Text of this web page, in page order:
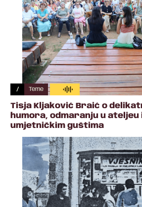
/ Teme
Tisja Kljaković Braić o
humora, odmaranju u ateljeu
umjetničkim guštima